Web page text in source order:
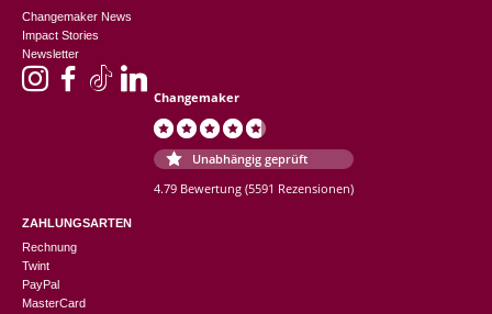
Changemaker News
Impact Stories
Newsletter
Changemaker
Unabhängig geprüft
4.79 Bewertung (5591 Rezensionen)
ZAHLUNGSARTEN
Rechnung
Twint
PayPal
MasterCard